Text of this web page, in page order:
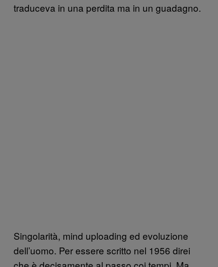
traduceva in una perdita ma in un guadagno.
Singolarità, mind uploading ed evoluzione
dell’uomo. Per essere scritto nel 1956 direi